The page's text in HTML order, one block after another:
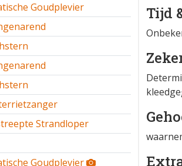
Goudplevier
Strandloper
Goudplevier
Tijd